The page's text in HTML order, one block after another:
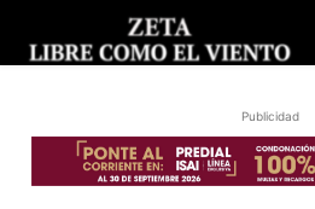
Publicidad